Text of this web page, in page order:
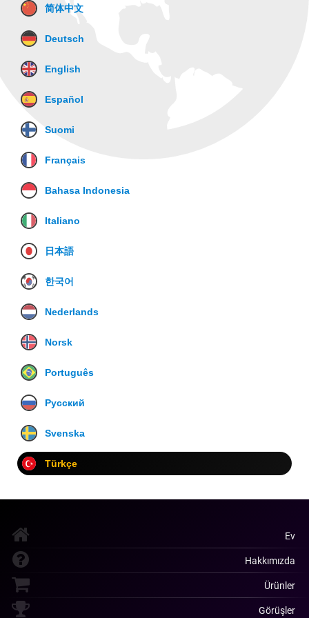
简体中文
Deutsch
English
Español
Suomi
Français
Bahasa Indonesia
Italiano
日本語
한국어
Nederlands
Norsk
Português
Русский
Svenska
Türkçe
Ev
Hakkımızda
Ürünler
Görüşler